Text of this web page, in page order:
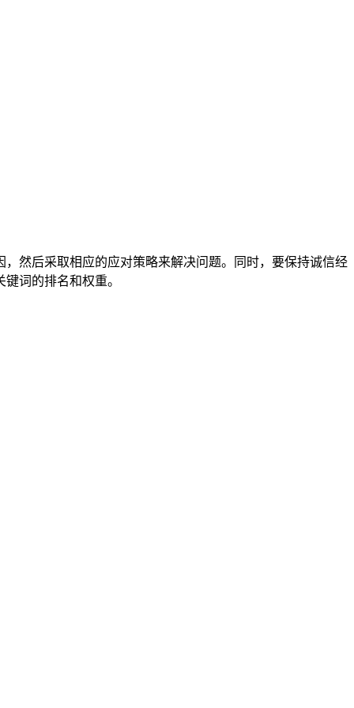
然后采取相应的应对策略来解决问题。同时，要保持诚信经
词的排名和权重。